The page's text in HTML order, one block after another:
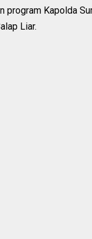
program Kapolda
Liar.